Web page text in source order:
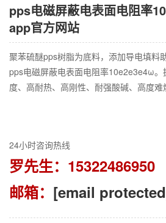
pps电磁屏蔽电表面电阻率
app官方网站
聚苯硫醚pps树脂为底料，添加导电填料
pps电磁屏蔽电表面电阻率10e2e3e4ω。
度、高耐热、高刚性、耐强酸碱、高度难
24小时咨询热线
罗先生：15322486950
邮箱： [email